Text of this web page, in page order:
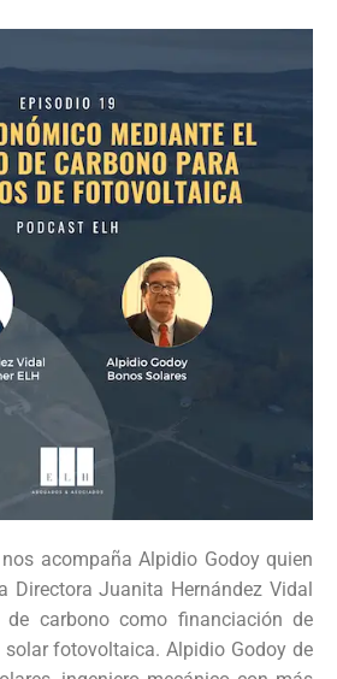
acompaña Alpidio Godoy quien
Directora Juanita Hernández Vidal
de carbono como financiación de
solar fotovoltaica. Alpidio Godoy de